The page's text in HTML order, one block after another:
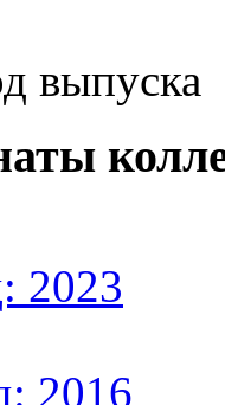
выпуска
2023
2016